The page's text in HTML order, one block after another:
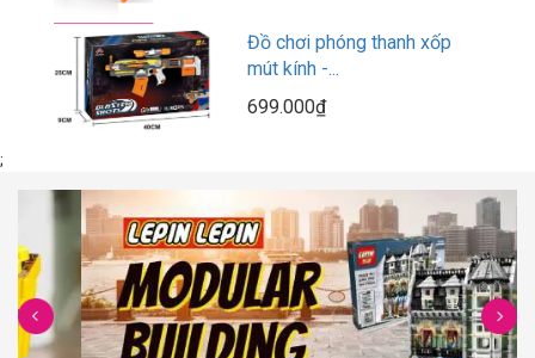
Đồ chơi phóng thanh xốp
mút kính -...
699.000₫
;